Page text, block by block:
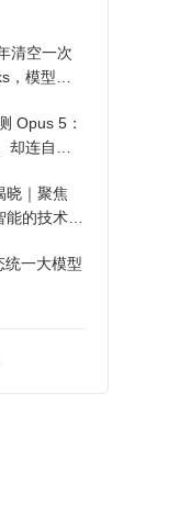
清空一次
模型自
Opus 5：
连自己
晓｜聚焦
的技术路
一大模型